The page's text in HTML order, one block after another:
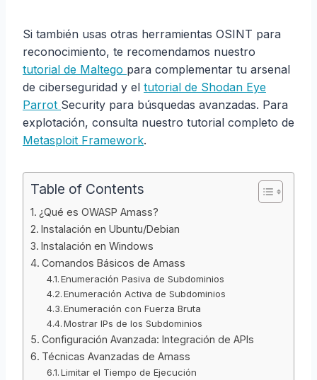
Si también usas otras herramientas OSINT para
reconocimiento, te recomendamos nuestro
tutorial de Maltego para complementar tu arsenal
de ciberseguridad y el tutorial de Shodan Eye
Parrot Security para búsquedas avanzadas. Para
explotación, consulta nuestro tutorial completo de
Metasploit Framework.
Table of Contents
¿Qué es OWASP Amass?
Instalación en Ubuntu/Debian
Instalación en Windows
Comandos Básicos de Amass
Enumeración Pasiva de Subdominios
Enumeración Activa de Subdominios
Enumeración con Fuerza Bruta
Mostrar IPs de los Subdominios
Configuración Avanzada: Integración de APIs
Técnicas Avanzadas de Amass
Limitar el Tiempo de Ejecución